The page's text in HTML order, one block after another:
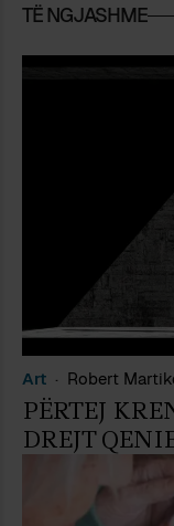
TË NGJASHME
Art Robert
PËRTEJ
DREJT